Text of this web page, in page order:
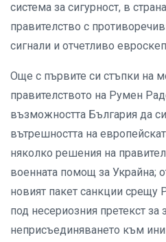
система за сигурност, в
правителство с
сигнали и отчетливо
Още с първите си стъпки на
правителството на Румен
възможността България да
вътрешността на
няколко решения на
военната помощ за Украйна;
новият пакет санкции срещу
под несериозния претекст за
неприсъединяването към